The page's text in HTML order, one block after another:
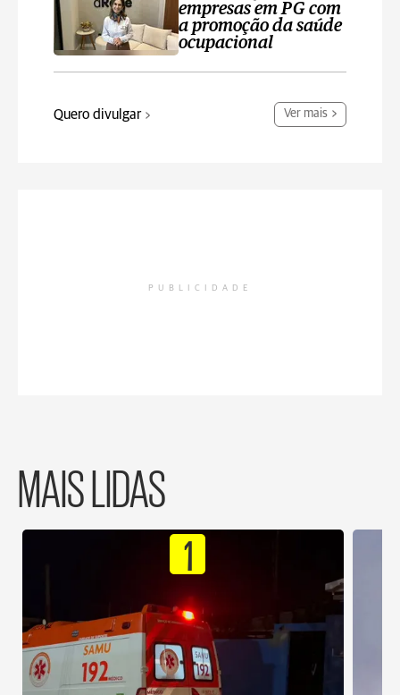
empresas em PG com
a promoção da saúde
ocupacional
Quero divulgar Ver mais
PUBLICIDADE
MAIS LIDAS
1